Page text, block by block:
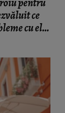
ce
cu el: